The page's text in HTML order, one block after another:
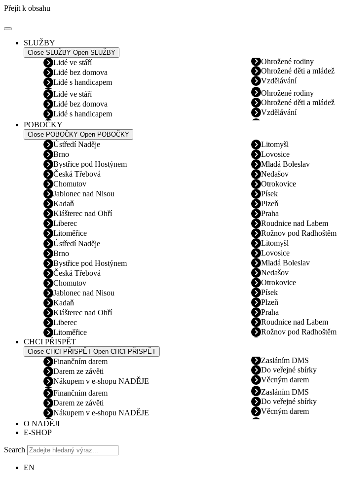
Přejít k obsahu
SLUŽBY
Close SLUŽBY Open SLUŽBY
Lidé ve stáří
Lidé bez domova
Lidé s handicapem
Ohrožené rodiny
Ohrožené děti a mládež
Vzdělávání
Lidé ve stáří
Lidé bez domova
Lidé s handicapem
Ohrožené rodiny
Ohrožené děti a mládež
Vzdělávání
POBOČKY
Close POBOČKY Open POBOČKY
Ústředí Naděje
Brno
Bystřice pod Hostýnem
Česká Třebová
Chomutov
Jablonec nad Nisou
Kadaň
Klášterec nad Ohří
Liberec
Litoměřice
Litomyšl
Lovosice
Mladá Boleslav
Nedašov
Otrokovice
Písek
Plzeň
Praha
Roudnice nad Labem
Rožnov pod Radhoštěm
Ústředí Naděje
Brno
Bystřice pod Hostýnem
Česká Třebová
Chomutov
Jablonec nad Nisou
Kadaň
Klášterec nad Ohří
Liberec
Litoměřice
Litomyšl
Lovosice
Mladá Boleslav
Nedašov
Otrokovice
Písek
Plzeň
Praha
Roudnice nad Labem
Rožnov pod Radhoštěm
CHCI PŘISPĚT
Close CHCI PŘISPĚT Open CHCI PŘISPĚT
Finančním darem
Darem ze závěti
Nákupem v e-shopu NADĚJE
Zasláním DMS
Do veřejné sbírky
Věcným darem
Finančním darem
Darem ze závěti
Nákupem v e-shopu NADĚJE
Zasláním DMS
Do veřejné sbírky
Věcným darem
O NADĚJI
E-SHOP
Search
EN